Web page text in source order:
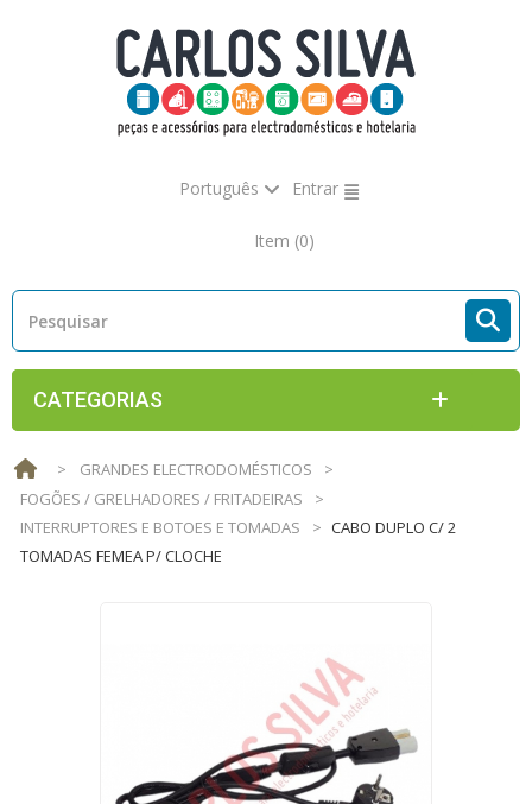
Português Entrar
Item (0)
CATEGORIAS
> GRANDES ELECTRODOMÉSTICOS
>
FOGÕES / GRELHADORES / FRITADEIRAS
>
INTERRUPTORES E BOTOES E TOMADAS
> CABO DUPLO C/ 2
TOMADAS FEMEA P/ CLOCHE